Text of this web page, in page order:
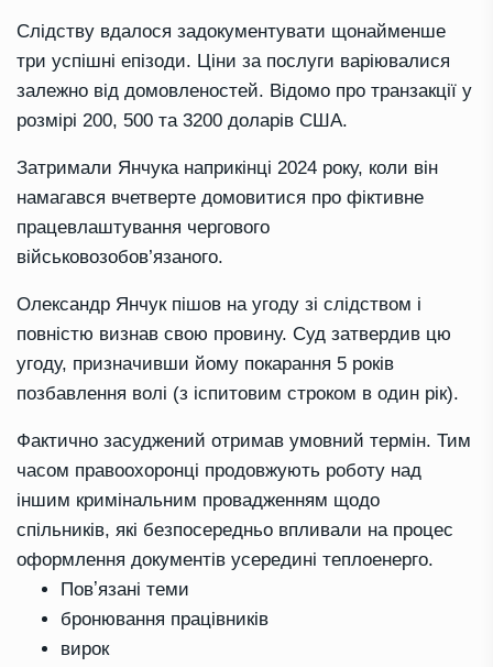
Слідству вдалося задокументувати щонайменше
три успішні епізоди. Ціни за послуги варіювалися
залежно від домовленостей. Відомо про транзакції у
розмірі 200, 500 та 3200 доларів США.
Затримали Янчука наприкінці 2024 року, коли він
намагався вчетверте домовитися про фіктивне
працевлаштування чергового
військовозобов’язаного.
Олександр Янчук пішов на угоду зі слідством і
повністю визнав свою провину. Суд затвердив цю
угоду, призначивши йому покарання 5 років
позбавлення волі (з іспитовим строком в один рік).
Фактично засуджений отримав умовний термін. Тим
часом правоохоронці продовжують роботу над
іншим кримінальним провадженням щодо
спільників, які безпосередньо впливали на процес
оформлення документів усередині теплоенерго.
Повʼязані теми
бронювання працівників
вирок